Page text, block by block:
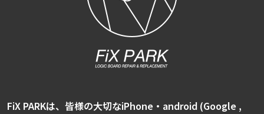
FiX PARKは、皆様の大切なiPhone・android (Google ,